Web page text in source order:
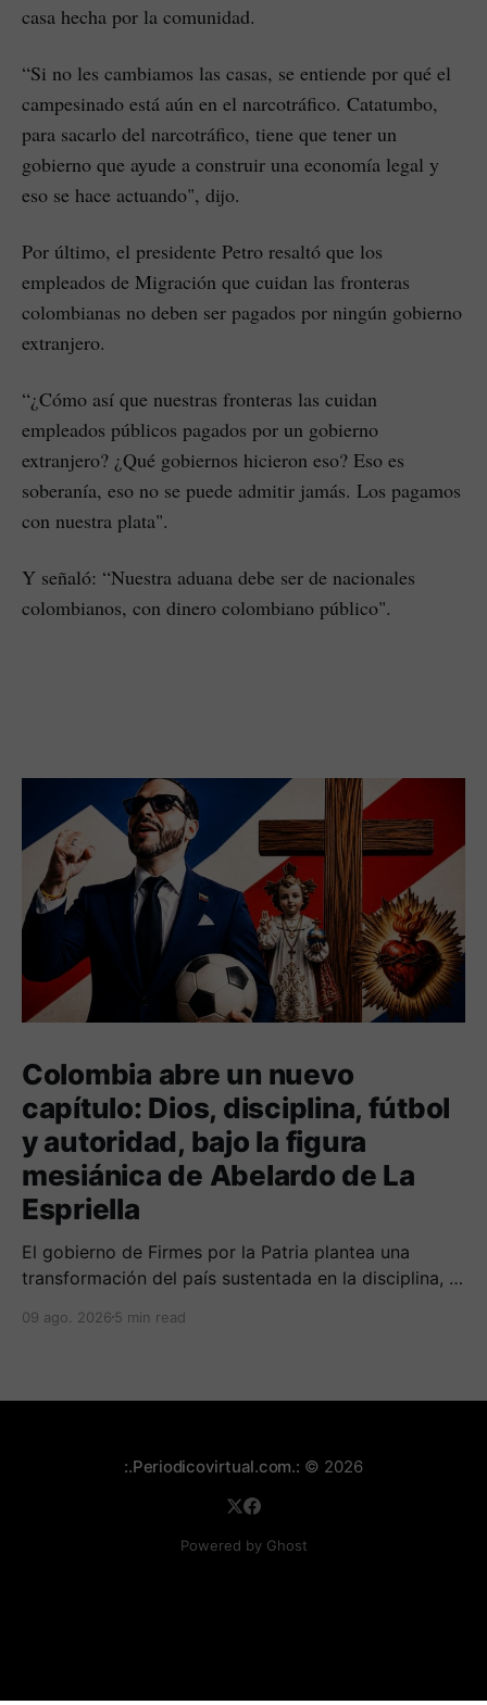
casa hecha por la comunidad.
“Si no les cambiamos las casas, se entiende por qué el
campesinado está aún en el narcotráfico. Catatumbo,
para sacarlo del narcotráfico, tiene que tener un
gobierno que ayude a construir una economía legal y
eso se hace actuando", dijo.
Por último, el presidente Petro resaltó que los
empleados de Migración que cuidan las fronteras
colombianas no deben ser pagados por ningún gobierno
extranjero.
“¿Cómo así que nuestras fronteras las cuidan
empleados públicos pagados por un gobierno
extranjero? ¿Qué gobiernos hicieron eso? Eso es
soberanía, eso no se puede admitir jamás. Los pagamos
con nuestra plata".
Y señaló: “Nuestra aduana debe ser de nacionales
colombianos, con dinero colombiano público".
Colombia abre un nuevo
capítulo: Dios, disciplina, fútbol
y autoridad, bajo la figura
mesiánica de Abelardo de La
Espriella
El gobierno de Firmes por la Patria plantea una
transformación del país sustentada en la disciplina, el
una mayor presencia de los uniformados en el
09 ago. 2026 5 min read
:.Periodicovirtual.com.: © 2026
Powered by Ghost